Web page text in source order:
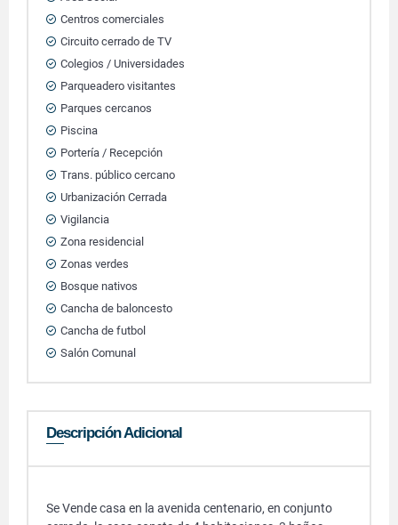
Centros comerciales
Circuito cerrado de TV
Colegios / Universidades
Parqueadero visitantes
Parques cercanos
Piscina
Portería / Recepción
Trans. público cercano
Urbanización Cerrada
Vigilancia
Zona residencial
Zonas verdes
Bosque nativos
Cancha de baloncesto
Cancha de futbol
Salón Comunal
Descripción Adicional
Se Vende casa en la avenida centenario, en conjunto